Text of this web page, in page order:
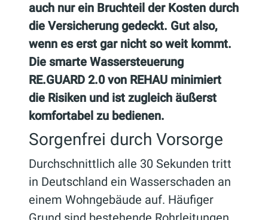
auch nur ein Bruchteil der Kosten durch
die Versicherung gedeckt. Gut also,
wenn es erst gar nicht so weit kommt.
Die smarte Wassersteuerung
RE.GUARD 2.0 von REHAU minimiert
die Risiken und ist zugleich äußerst
komfortabel zu bedienen.
Sorgenfrei durch Vorsorge
Durchschnittlich alle 30 Sekunden tritt
in Deutschland ein Wasserschaden an
einem Wohngebäude auf. Häufiger